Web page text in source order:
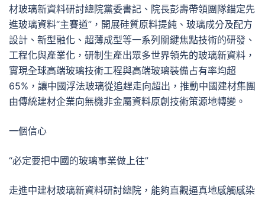
材玻璃新資料研討總院黨委書記、院長彭壽帶領團隊錨定先
進玻璃資料“主賽道”，開展硅質原料提純、玻璃成分及配方
設計、新型融化、超薄成型等一系列關鍵焦點技術的研發、
工程化與產業化，研制生產出眾多世界領先的玻璃新資料，
實現全球高端玻璃技術工程與高端玻璃裝備占有率均超
65%，讓中國浮法玻璃從追趕走向超出，推動中國建材集團
由傳統建材企業向無機非金屬資料原創技術策源地轉變。
一個信心
“必定要把中國的玻璃事業做上往”
走進中建材玻璃新資料研討總院，能夠直觀逼真地感觸感染